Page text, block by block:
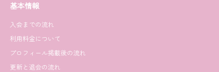
基本情報
入会までの流れ
利用料金について
プロフィール掲載後の流れ
更新と退会の流れ